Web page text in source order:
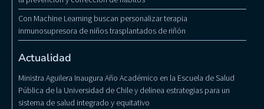
Con Machine Learning buscan personalizar terapia
inmunosupresora de niños trasplantados de riñón
Actualidad
Ministra Aguilera Inaugura Año Académico en la Escuela de Salud
Pública de la Universidad de Chile y delinea estrategias para un
sistema de salud integrado y equitativo